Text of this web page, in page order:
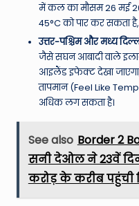
में कल का मौसम 26 मई
45°C को पार कर सकता है,
उत्तर-पश्चिम और मध्य
जैसे सघन आबादी वाले
आइलैंड इफेक्ट देखा
तापमान (Feel Like
अधिक लग सकता है।
See also Border 2
सनी देओल ने 23वें
करोड़ के करीब पहुंची